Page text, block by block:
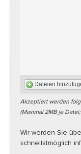
Dateien
Akzeptiert werden
(Maximal 2MB je
Wir werden Sie
schnellstmöglich